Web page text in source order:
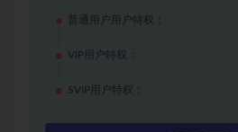
普通用户用户特权：
VIP用户特权：
SVIP用户特权：